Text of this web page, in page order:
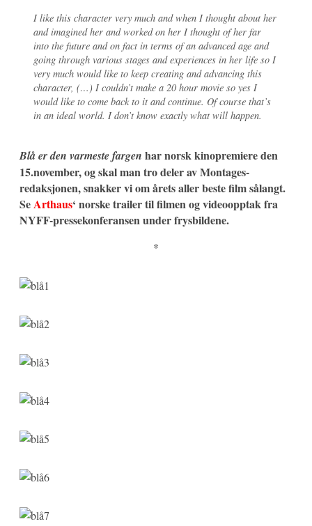
I like this character very much and when I thought about her
and imagined her and worked on her I thought of her far
into the future and on fact in terms of an advanced age and
going through various stages and experiences in her life so I
very much would like to keep creating and advancing this
character, (…) I couldn’t make a 20 hour movie so yes I
would like to come back to it and continue. Of course that’s
in an ideal world. I don’t know exactly what will happen.
Blå er den varmeste fargen har norsk kinopremiere den
15.november, og skal man tro deler av Montages-
redaksjonen, snakker vi om årets aller beste film sålangt.
SeArthaus‘ norske trailer til filmen og videoopptak fra
NYFF-pressekonferansen under frysbildene.
*